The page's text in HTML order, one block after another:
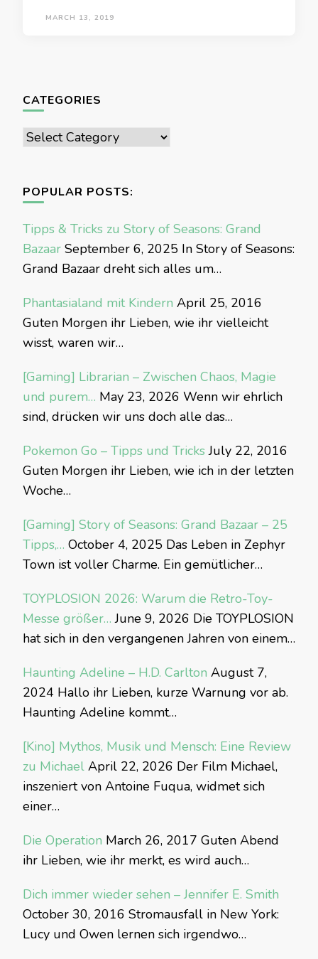
MARCH 13, 2019
CATEGORIES
Categories
POPULAR POSTS:
Tipps & Tricks zu Story of Seasons: Grand
Bazaar September 6, 2025 In Story of Seasons:
Grand Bazaar dreht sich alles um…
Phantasialand mit Kindern April 25, 2016
Guten Morgen ihr Lieben, wie ihr vielleicht
wisst, waren wir…
[Gaming] Librarian – Zwischen Chaos, Magie
und purem… May 23, 2026 Wenn wir ehrlich
sind, drücken wir uns doch alle das…
Pokemon Go – Tipps und Tricks July 22, 2016
Guten Morgen ihr Lieben, wie ich in der letzten
Woche…
[Gaming] Story of Seasons: Grand Bazaar – 25
Tipps,… October 4, 2025 Das Leben in Zephyr
Town ist voller Charme. Ein gemütlicher…
TOYPLOSION 2026: Warum die Retro-Toy-
Messe größer… June 9, 2026 Die TOYPLOSION
hat sich in den vergangenen Jahren von einem…
Haunting Adeline – H.D. Carlton August 7,
2024 Hallo ihr Lieben, kurze Warnung vor ab.
Haunting Adeline kommt…
[Kino] Mythos, Musik und Mensch: Eine Review
zu Michael April 22, 2026 Der Film Michael,
inszeniert von Antoine Fuqua, widmet sich
einer…
Die Operation March 26, 2017 Guten Abend
ihr Lieben, wie ihr merkt, es wird auch…
Dich immer wieder sehen – Jennifer E. Smith
October 30, 2016 Stromausfall in New York:
Lucy und Owen lernen sich irgendwo…